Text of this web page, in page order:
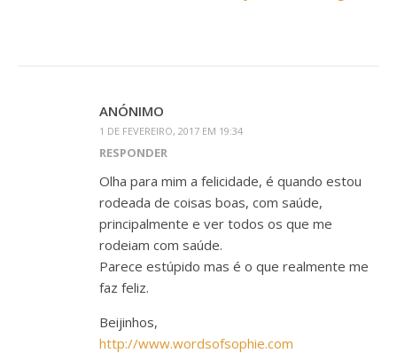
ANÓNIMO
1 DE FEVEREIRO, 2017 EM 19:34
RESPONDER
Olha para mim a felicidade, é quando estou
rodeada de coisas boas, com saúde,
principalmente e ver todos os que me
rodeiam com saúde.
Parece estúpido mas é o que realmente me
faz feliz.
Beijinhos,
http://www.wordsofsophie.com